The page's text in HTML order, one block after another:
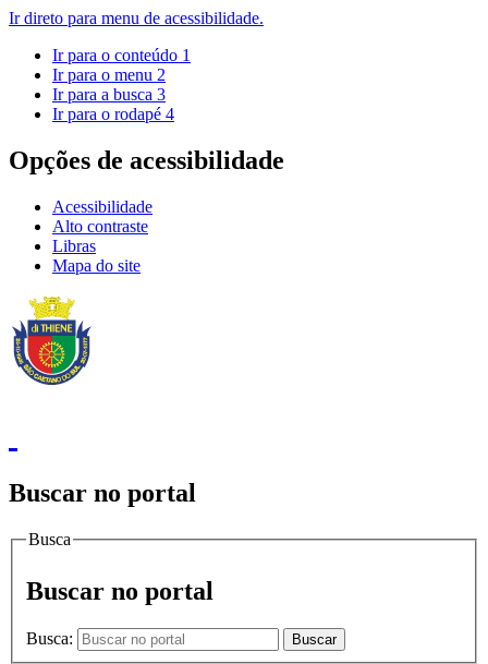
Ir direto para menu de acessibilidade.
Ir para o conteúdo 1
Ir para o menu 2
Ir para a busca 3
Ir para o rodapé 4
Opções de acessibilidade
Acessibilidade
Alto contraste
Libras
Mapa do site
Buscar no portal
Busca
Buscar no portal
Busca: Buscar